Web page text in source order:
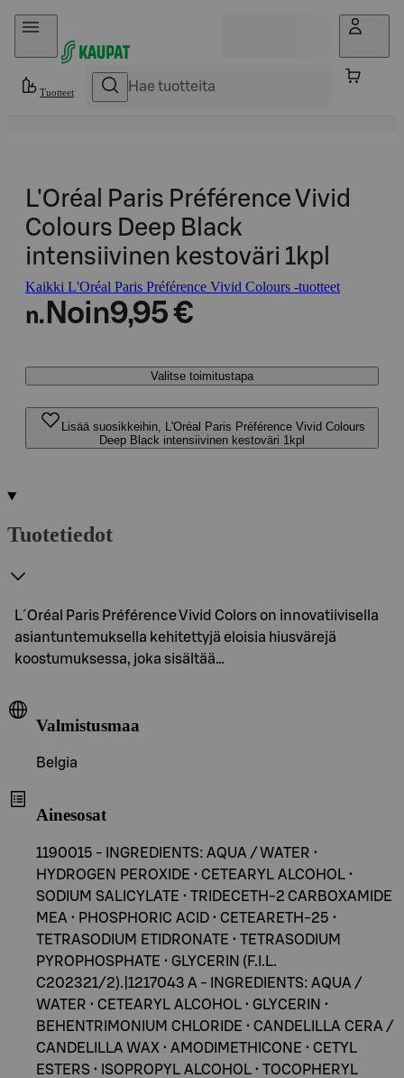
Hyppää sisältöön
Tuotteet
L'Oréal Paris Préférence Vivid
Colours Deep Black
intensiivinen kestoväri 1kpl
Kaikki L'Oréal Paris Préférence Vivid Colours -tuotteet
n. Noin9,95 €
Valitse toimitustapa
Lisää suosikkeihin, L'Oréal Paris Préférence Vivid Colours
Deep Black intensiivinen kestoväri 1kpl
Tuotetiedot
L´Oréal Paris Préférence Vivid Colors on innovatiivisella
asiantuntemuksella kehitettyjä eloisia hiusvärejä
koostumuksessa, joka sisältää…
Valmistusmaa
Belgia
Ainesosat
1190015 - INGREDIENTS: AQUA / WATER •
HYDROGEN PEROXIDE • CETEARYL ALCOHOL •
SODIUM SALICYLATE • TRIDECETH-2 CARBOXAMIDE
MEA • PHOSPHORIC ACID • CETEARETH-25 •
TETRASODIUM ETIDRONATE • TETRASODIUM
PYROPHOSPHATE • GLYCERIN (F.I.L.
C202321/2).|1217043 A - INGREDIENTS: AQUA /
WATER • CETEARYL ALCOHOL • GLYCERIN •
BEHENTRIMONIUM CHLORIDE • CANDELILLA CERA /
CANDELILLA WAX • AMODIMETHICONE • CETYL
ESTERS • ISOPROPYL ALCOHOL • TOCOPHERYL